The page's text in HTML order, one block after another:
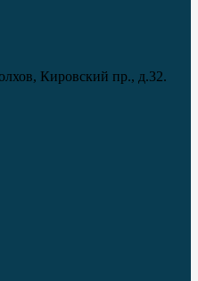
Кировский пр., д.32.